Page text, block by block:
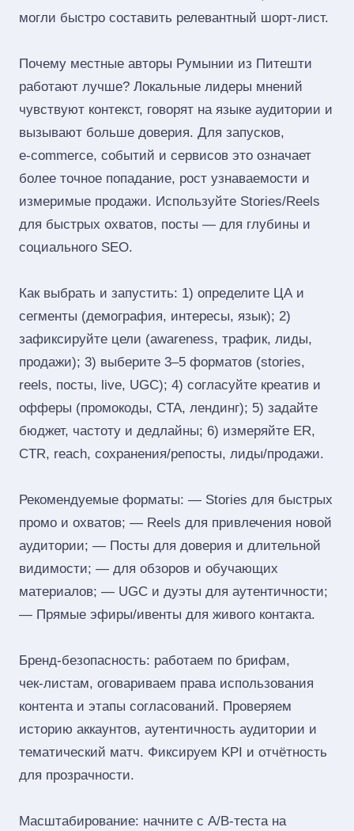
могли быстро составить релевантный шорт‑лист.
Почему местные авторы Румынии из Питешти
работают лучше? Локальные лидеры мнений
чувствуют контекст, говорят на языке аудитории и
вызывают больше доверия. Для запусков,
e‑commerce, событий и сервисов это означает
более точное попадание, рост узнаваемости и
измеримые продажи. Используйте Stories/Reels
для быстрых охватов, посты — для глубины и
социального SEO.
Как выбрать и запустить: 1) определите ЦА и
сегменты (демография, интересы, язык); 2)
зафиксируйте цели (awareness, трафик, лиды,
продажи); 3) выберите 3–5 форматов (stories,
reels, посты, live, UGC); 4) согласуйте креатив и
офферы (промокоды, CTA, лендинг); 5) задайте
бюджет, частоту и дедлайны; 6) измеряйте ER,
CTR, reach, сохранения/репосты, лиды/продажи.
Рекомендуемые форматы: — Stories для быстрых
промо и охватов; — Reels для привлечения новой
аудитории; — Посты для доверия и длительной
видимости; — для обзоров и обучающих
материалов; — UGC и дуэты для аутентичности;
— Прямые эфиры/ивенты для живого контакта.
Бренд‑безопасность: работаем по брифам,
чек‑листам, оговариваем права использования
контента и этапы согласований. Проверяем
историю аккаунтов, аутентичность аудитории и
тематический матч. Фиксируем KPI и отчётность
для прозрачности.
Масштабирование: начните с A/B‑теста на